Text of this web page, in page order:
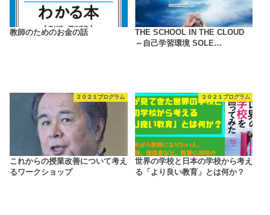
教師のためのお金の話
THE SCHOOL IN THE CLOUD
～自己学習環境 SOLE…
２０２１プログラム
これからの授業改善について考え
るワークショップ
２０２１プログラム
世界の学校と日本の学校から考え
る「より良い教育」とは何か？